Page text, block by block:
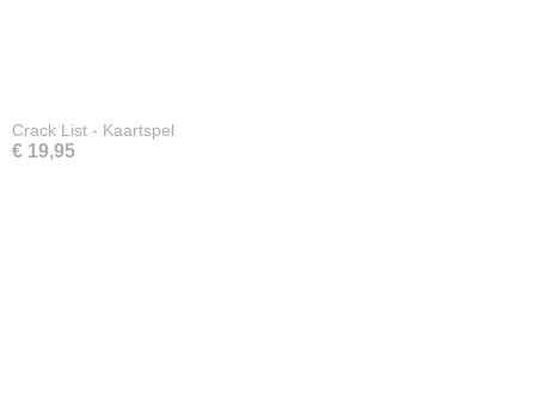
Crack List - Kaartspel
€ 19,95